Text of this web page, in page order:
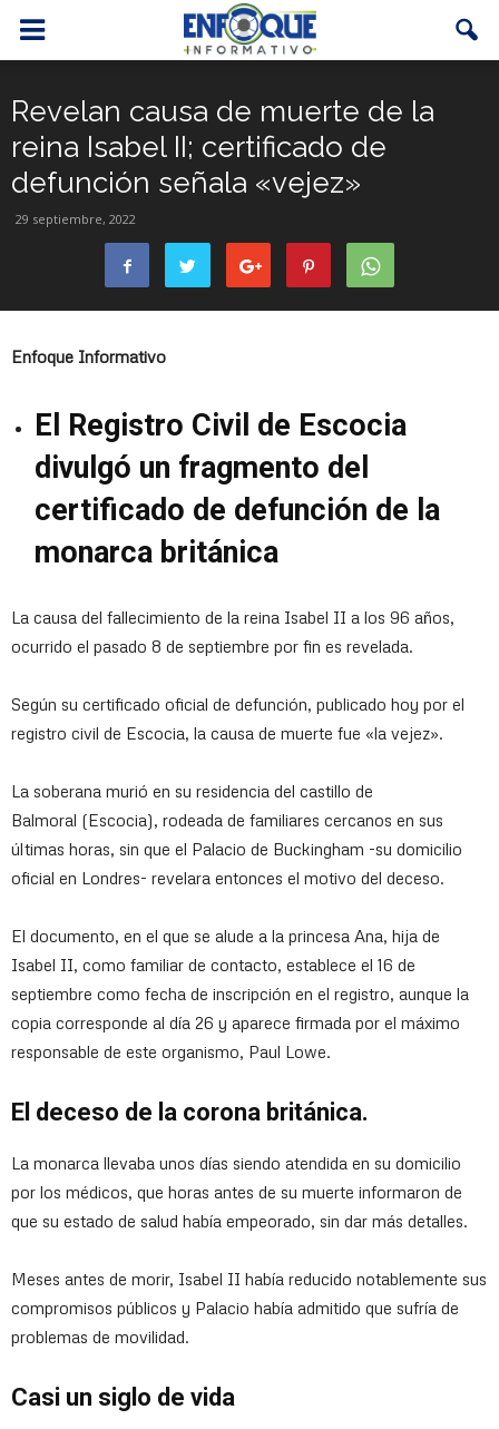
Revelan causa de muerte de la
reina Isabel II; certificado de
defunción señala «vejez»
29 septiembre, 2022
Enfoque Informativo
El Registro Civil de Escocia
divulgó un fragmento del
certificado de defunción de la
monarca británica
La causa del fallecimiento de la reina Isabel II a los 96 años,
ocurrido el pasado 8 de septiembre por fin es revelada.
Según su certificado oficial de defunción, publicado hoy por el
registro civil de Escocia, la causa de muerte fue «la vejez».
La soberana murió en su residencia del castillo de
Balmoral (Escocia), rodeada de familiares cercanos en sus
últimas horas, sin que el Palacio de Buckingham -su domicilio
oficial en Londres- revelara entonces el motivo del deceso.
El documento, en el que se alude a la princesa Ana, hija de
Isabel II, como familiar de contacto, establece el 16 de
septiembre como fecha de inscripción en el registro, aunque la
copia corresponde al día 26 y aparece firmada por el máximo
responsable de este organismo, Paul Lowe.
El deceso de la corona británica.
La monarca llevaba unos días siendo atendida en su domicilio
por los médicos, que horas antes de su muerte informaron de
que su estado de salud había empeorado, sin dar más detalles.
Meses antes de morir, Isabel II había reducido notablemente sus
compromisos públicos y Palacio había admitido que sufría de
problemas de movilidad.
Casi un siglo de vida